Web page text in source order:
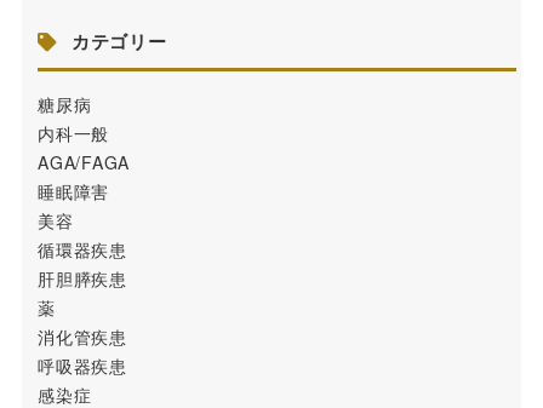
カテゴリー
糖尿病
内科一般
AGA/FAGA
睡眠障害
美容
循環器疾患
肝胆膵疾患
薬
消化管疾患
呼吸器疾患
感染症